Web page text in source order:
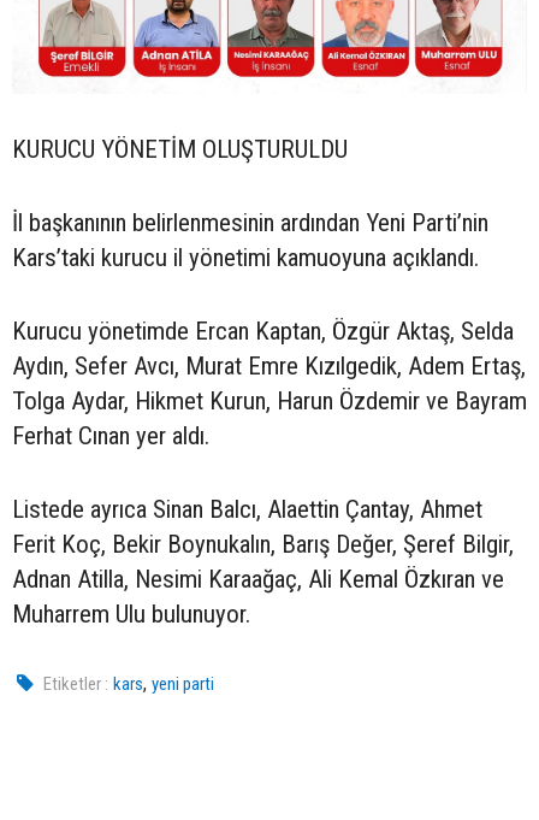
KURUCU YÖNETİM OLUŞTURULDU
İl başkanının belirlenmesinin ardından Yeni Parti’nin
Kars’taki kurucu il yönetimi kamuoyuna açıklandı.
Kurucu yönetimde Ercan Kaptan, Özgür Aktaş, Selda
Aydın, Sefer Avcı, Murat Emre Kızılgedik, Adem Ertaş,
Tolga Aydar, Hikmet Kurun, Harun Özdemir ve Bayram
Ferhat Cınan yer aldı.
Listede ayrıca Sinan Balcı, Alaettin Çantay, Ahmet
Ferit Koç, Bekir Boynukalın, Barış Değer, Şeref Bilgir,
Adnan Atilla, Nesimi Karaağaç, Ali Kemal Özkıran ve
Muharrem Ulu bulunuyor.
Etiketler : kars,yeni parti